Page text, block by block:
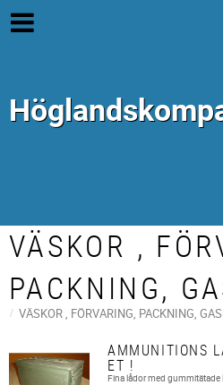
VÄSKOR ,
PACKNING,
VÄSKOR , FÖRVARING, PACKNING,
AMMUNITIONS
ET !
Fina lådor med